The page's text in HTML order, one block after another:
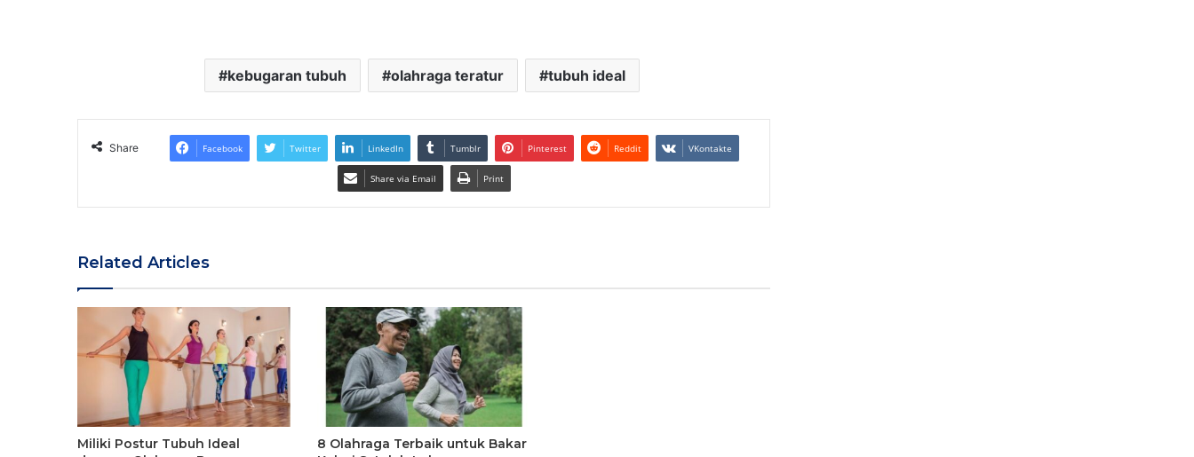
kebugaran tubuh olahraga teratur tubuh ideal
Share Facebook Twitter LinkedIn Tumblr Pinterest Reddit VKontakte
Share via Email Print
Related Articles
Miliki Postur Tubuh Ideal
8 Olahraga Terbaik untuk Bakar